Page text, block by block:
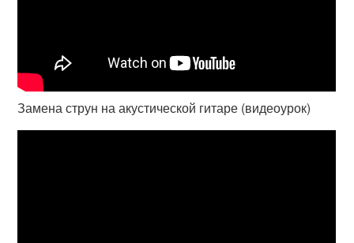
Замена струн на акустической гитаре (видеоурок)